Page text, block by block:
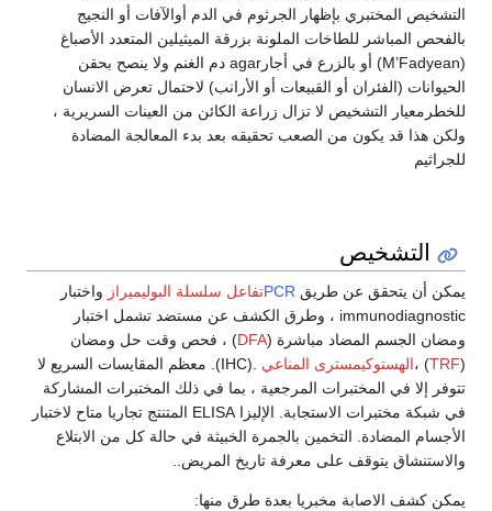
التشخيص المختبري بإظهار الجرثوم في الدم أوالآفات أو النجيج
بالفحص المباشر للطاخات الملونة بزرقة الميثيلين المتعدد الأصباغ
(M’Fadyean) أو بالزرع في أجارagar دم الغنم ولا ينصح بحقن
الحيوانات (الفئران أو القبيعات أو الأرانب) لاحتمال تعرض الانسان
للخطرمعيار التشخيص لا تزال زراعة الكائن من العينات السريرية ،
ولكن هذا قد يكون من الصعب تحقيقه بعد بدء المعالجة المضادة
للجراثيم
التشخيص
يمكن أن يتحقق عن طريق PCRتفاعل سلسلة البوليميراز واختبار
immunodiagnostic ، وطرق الكشف عن مستضد تشمل اختبار
ومضان الجسم المضاد مباشرة (DFA) ، فحص وقت حل ومضان
(
TRF) ،الهستوكيمسترى المناعي
.(IHC). معظم المقايسات السريع لا
تتوفر إلا في المختبرات المرجعية ، بما في ذلك المختبرات المشاركة
في شبكة مختبرات الاستجابة. الإليزا ELISA المتنتج تجاريا متاح لاختبار
الأجسام المضادة. التخمين بالجمرة الخبيثة في حالة كل من الابتلاع
والاستنشاق يتوقف على معرفة تاريخ المريض..
يمكن كشف الاصابة مخبريا بعدة طرق منها: